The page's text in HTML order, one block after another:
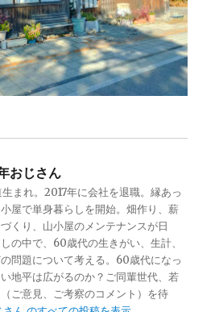
おじさん
まれ。2017年に会社を退職。縁あっ
屋で単身暮らしを開始。畑作り、薪
くり、山小屋のメンテナンスが日
の中で、60歳代の生きがい、生計、
問題について考える。60歳代になっ
地平は広がるのか？ご同輩世代、若
ご意見、ご考察のコメント）を待